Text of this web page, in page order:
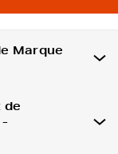
Marque
de
-